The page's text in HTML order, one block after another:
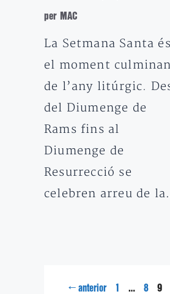
per MAC
La Setmana Santa és
el moment
de l’any litúrgic.
del Diumenge de
Rams fins al
Diumenge de
Resurrecció se
celebren arreu de
← anterior Pàgina
… Pàgina
8 9